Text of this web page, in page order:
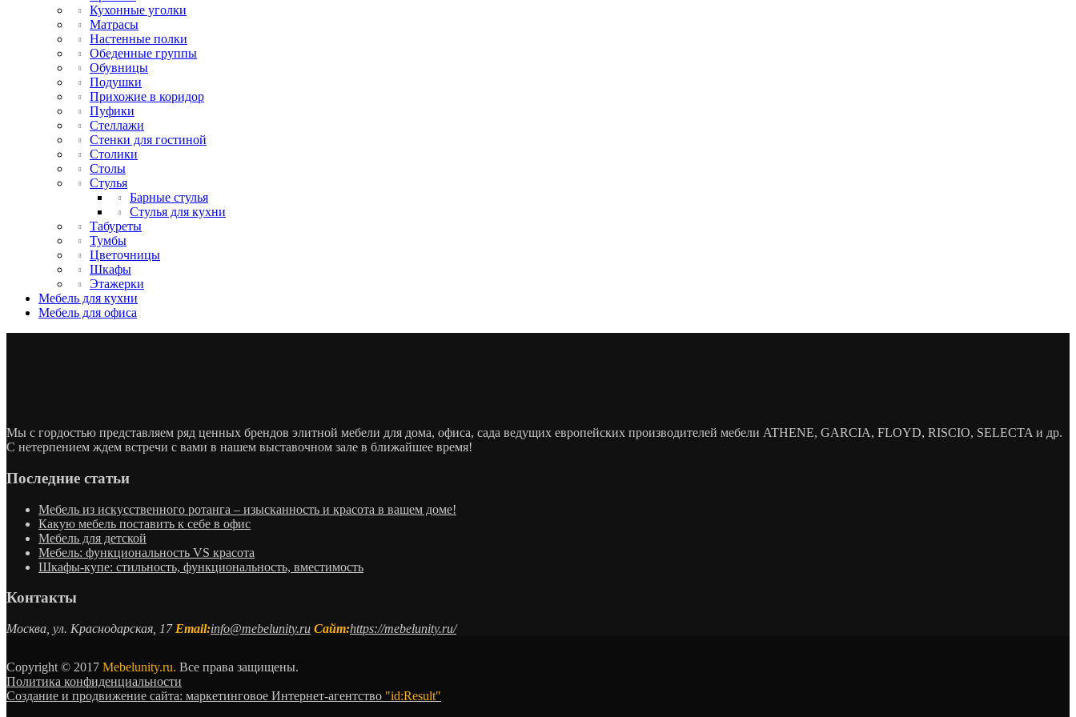
Кухонные уголки
Матрасы
Настенные полки
Обеденные группы
Обувницы
Подушки
Прихожие в коридор
Пуфики
Стеллажи
Стенки для гостиной
Столики
Столы
Стулья
Барные стулья
Стулья для кухни
Табуреты
Тумбы
Цветочницы
Шкафы
Этажерки
Мебель для кухни
Мебель для офиса
Мы с гордостью представляем ряд ценных брендов элитной мебели для дома, офиса, сада ведущих европейских производителей мебели ATHENE, GARCIA, FLOYD, RISCIO, SELECTA и др.
С нетерпением ждем встречи с вами в нашем выставочном зале в ближайшее время!
Последние статьи
Мебель из искусственного ротанга – изысканность и красота в вашем доме!
Какую мебель поставить к себе в офис
Мебель для детской
Мебель: функциональность VS красота
Шкафы-купе: стильность, функциональность, вместимость
Контакты
Москва, ул. Краснодарская, 17 Email:info@mebelunity.ru Сайт:https://mebelunity.ru/
Copyright © 2017 Mebelunity.ru. Все права защищены.
Политика конфиденциальности
Создание и продвижение сайта: маркетинговое Интернет-агентство "id:Result"